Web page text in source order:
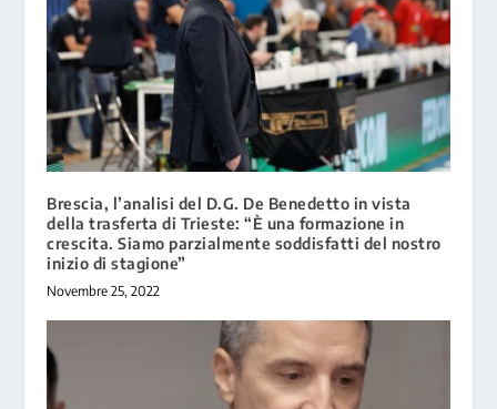
Brescia, l’analisi del D.G. De Benedetto in vista
della trasferta di Trieste: “È una formazione in
crescita. Siamo parzialmente soddisfatti del nostro
inizio di stagione”
Novembre 25, 2022